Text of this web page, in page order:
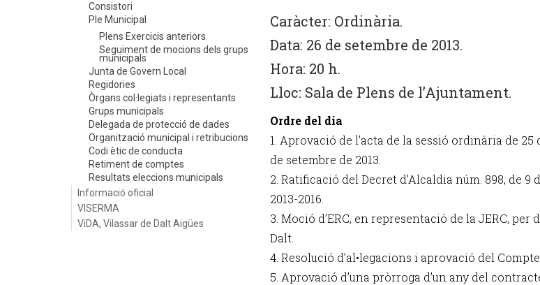
Consistori
Ple Municipal
Plens Exercicis anteriors
Seguiment de mocions dels grups
municipals
Junta de Govern Local
Regidories
Òrgans col·legiats i representants
Grups municipals
Delegada de protecció de dades
Organització municipal i retribucions
Codi ètic de conducta
Retiment de comptes
Resultats eleccions municipals
Informació oficial
VISERMA
ViDA, Vilassar de Dalt Aigües
Caràcter: Ordinària.
Data: 26 de setembre de 2013.
Hora: 20 h.
Lloc: Sala de Plens de l’Ajuntament.
Ordre del dia
1. Aprovació de l’acta de la sessió ordinària de
de setembre de 2013.
2. Ratificació del Decret d’Alcaldia núm. 898, de
2013-2016.
3. Moció d’ERC, en representació de la JERC,
Dalt.
4. Resolució d’al•legacions i aprovació del Compte
5. Aprovació d’una pròrroga d’un any del